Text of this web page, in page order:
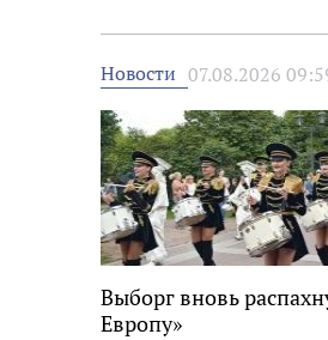
Новости 07.08.2026
Выборг вновь
Европу»